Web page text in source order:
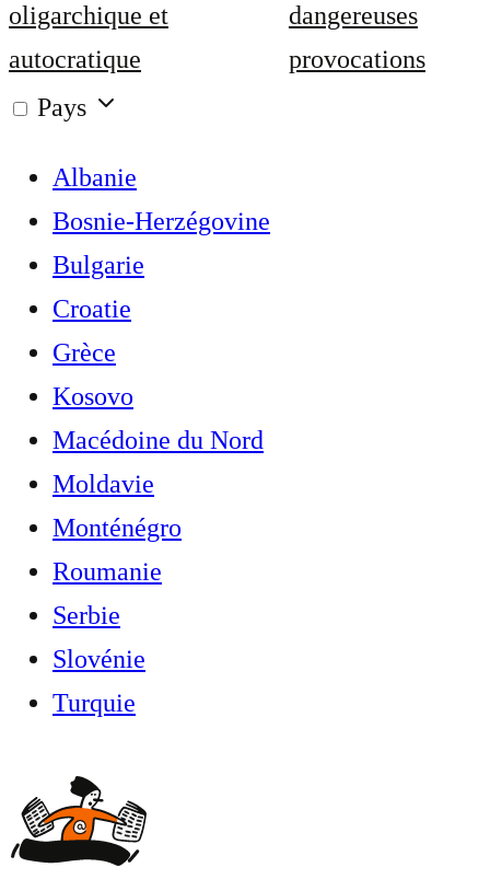
oligarchique et
autocratique
dangereuses
provocations
Pays
Albanie
Bosnie-Herzégovine
Bulgarie
Croatie
Grèce
Kosovo
Macédoine du Nord
Moldavie
Monténégro
Roumanie
Serbie
Slovénie
Turquie